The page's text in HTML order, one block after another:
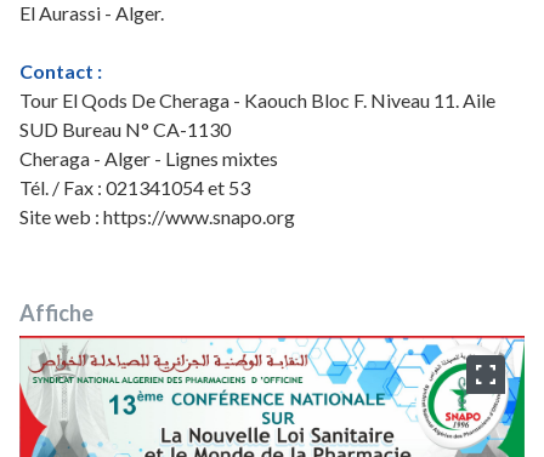
El Aurassi - Alger.
Contact :
Tour El Qods De Cheraga - Kaouch Bloc F. Niveau 11. Aile
SUD Bureau N° CA-1130
Cheraga - Alger - Lignes mixtes
Tél. / Fax : 021341054 et 53
Site web : https://www.snapo.org
Affiche